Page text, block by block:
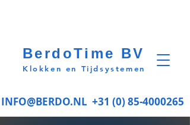
INFO@BERDO.NL +31 (0) 85-4000265
BerdoTime BV
Klokken en Tijdsystemen